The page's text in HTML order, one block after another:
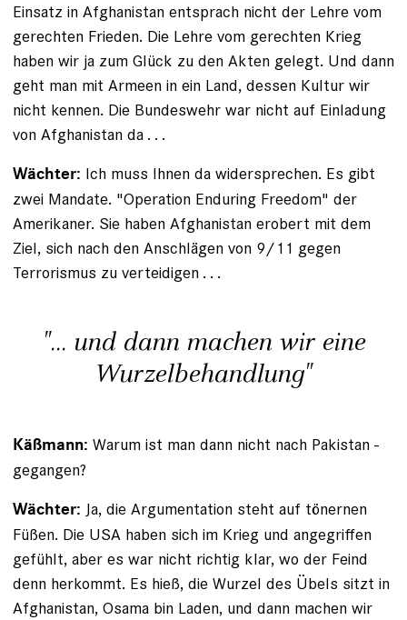
Einsatz in Afghanistan entsprach nicht der Lehre vom
gerechten Frieden. Die Lehre vom gerechten Krieg
haben wir ja zum Glück zu den Akten gelegt. Und dann
geht man mit Armeen in ein Land, dessen Kultur wir
nicht kennen. Die Bundeswehr war nicht auf Einladung
von Afghanistan da . . .
Wächter: Ich muss Ihnen da widersprechen. Es gibt
zwei Mandate. "Operation Enduring Freedom" der
Amerikaner. Sie haben Afghanistan erobert mit dem
Ziel, sich nach den Anschlägen von 9/11 gegen
Terrorismus zu verteidigen . . .
"... und dann machen wir eine
Wurzel­behandlung"
Käßmann: Warum ist man dann nicht nach Pakistan ­
gegangen?
Wächter: Ja, die Argumentation steht auf tönernen
Füßen. Die USA haben sich im Krieg und angegriffen
gefühlt, aber es war nicht richtig klar, wo der Feind
denn herkommt. Es hieß, die Wurzel des Übels sitzt in
Afghanistan, Osama bin Laden, und dann machen wir